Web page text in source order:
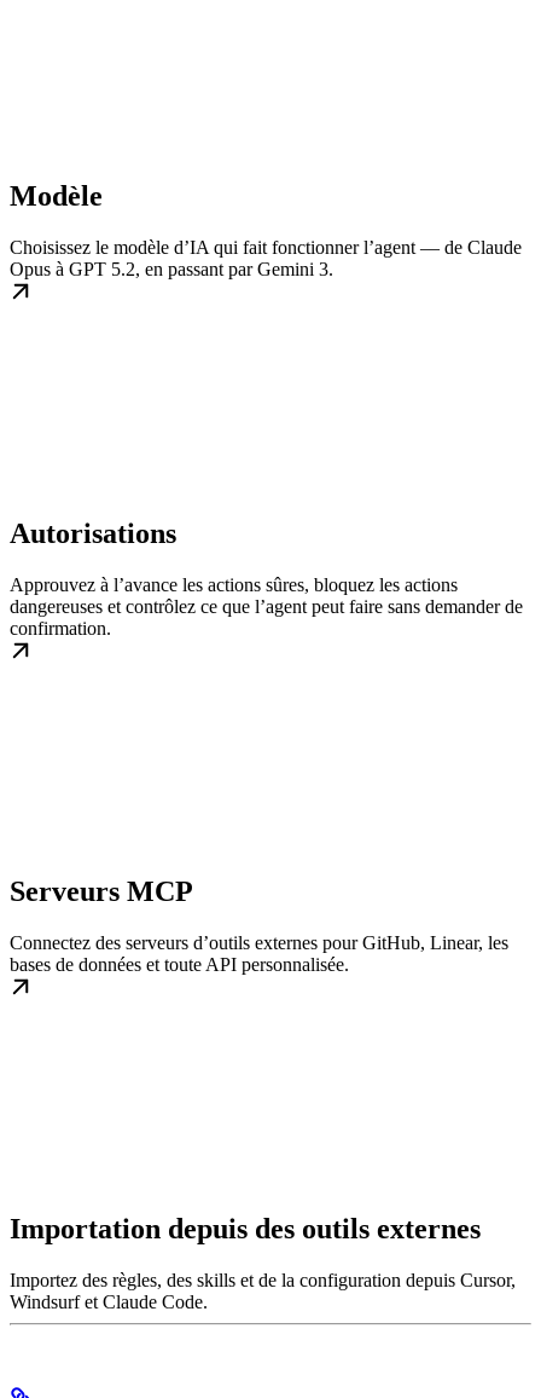
Modèle
Choisissez le modèle d’IA qui fait fonctionner l’agent — de Claude
Opus à GPT 5.2, en passant par Gemini 3.
Autorisations
Approuvez à l’avance les actions sûres, bloquez les actions
dangereuses et contrôlez ce que l’agent peut faire sans demander de
confirmation.
Serveurs MCP
Connectez des serveurs d’outils externes pour GitHub, Linear, les
bases de données et toute API personnalisée.
Importation depuis des outils externes
Importez des règles, des skills et de la configuration depuis Cursor,
Windsurf et Claude Code.